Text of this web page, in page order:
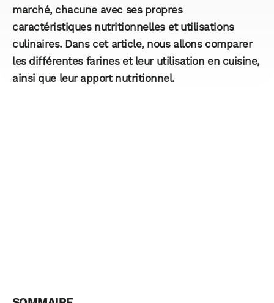
marché, chacune avec ses propres
caractéristiques nutritionnelles et utilisations
culinaires. Dans cet article, nous allons comparer
les différentes farines et leur utilisation en cuisine,
ainsi que leur apport nutritionnel.